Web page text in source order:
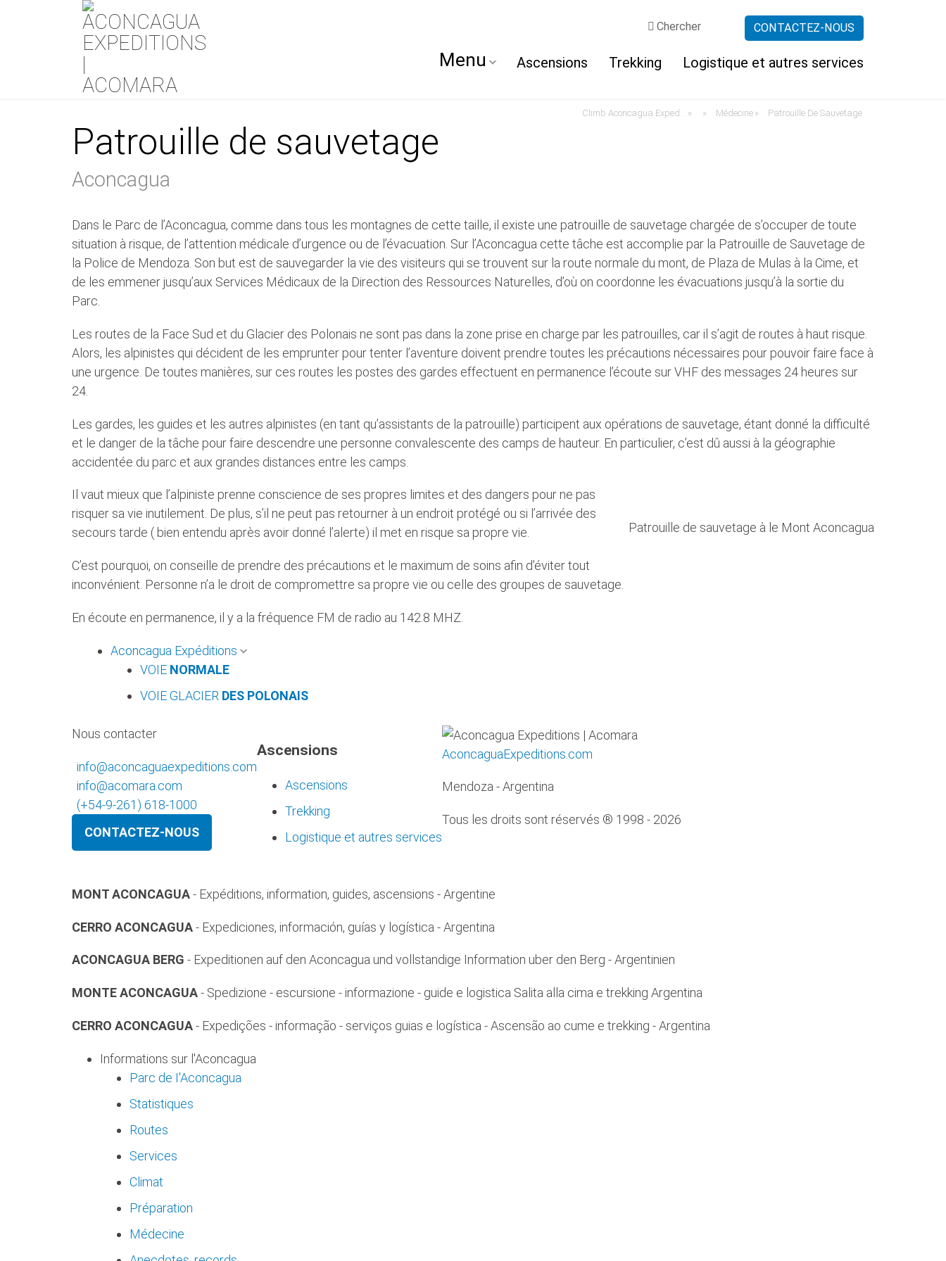
× Chercher CONTACTEZ-NOUS
Menu Ascensions Trekking Logistique et autres services
Introduction
Campements
Un petit 8.000
Statistiques
Voie normale
Environnement et déchets
Préparation
Entraînement de base
Acclimatation
Alimentation et hydratation
haute qualité pour l’escalade de
l’Aconcagua
Médecine de montagne
Patrouille de sauvetage
Maladies de montagne
Histoire des Ascensions
Un cimitière inca è 5200 mètres
Anecdotes
Qui Sommes-Nous
Pourquoi nous choisir
Contactez-Nous
Contactez-Nous
Climb Aconcagua Expeditions | Trekking Aconcagua & Guides - Argentina Sites » » Médecine » Patrouille De Sauvetage
Patrouille de sauvetage
Aconcagua
Dans le Parc de l’Aconcagua, comme dans tous les montagnes de cette taille, il existe une patrouille de sauvetage chargée de s’occuper de toute
situation à risque, de l’attention médicale d’urgence ou de l’évacuation. Sur l’Aconcagua cette tâche est accomplie par la Patrouille de Sauvetage de
la Police de Mendoza. Son but est de sauvegarder la vie des visiteurs qui se trouvent sur la route normale du mont, de Plaza de Mulas à la Cime, et
de les emmener jusqu’aux Services Médicaux de la Direction des Ressources Naturelles, d’où on coordonne les évacuations jusqu’à la sortie du
Parc.
Les routes de la Face Sud et du Glacier des Polonais ne sont pas dans la zone prise en charge par les patrouilles, car il s’agit de routes à haut risque.
Alors, les alpinistes qui décident de les emprunter pour tenter l’aventure doivent prendre toutes les précautions nécessaires pour pouvoir faire face à
une urgence. De toutes manières, sur ces routes les postes des gardes effectuent en permanence l’écoute sur VHF des messages 24 heures sur
24.
Les gardes, les guides et les autres alpinistes (en tant qu’assistants de la patrouille) participent aux opérations de sauvetage, étant donné la difficulté
et le danger de la tâche pour faire descendre une personne convalescente des camps de hauteur. En particulier, c’est dû aussi à la géographie
accidentée du parc et aux grandes distances entre les camps.
Patrouille de sauvetage à le Mont Aconcagua
Il vaut mieux que l’alpiniste prenne conscience de ses propres limites et des dangers pour ne pas
risquer sa vie inutilement. De plus, s’il ne peut pas retourner à un endroit protégé ou si l’arrivée des
secours tarde ( bien entendu après avoir donné l’alerte) il met en risque sa propre vie.
C’est pourquoi, on conseille de prendre des précautions et le maximum de soins afin d’éviter tout
inconvénient. Personne n’a le droit de compromettre sa propre vie ou celle des groupes de sauvetage.
En écoute en permanence, il y a la fréquence FM de radio au 142.8 MHZ.
Aconcagua Expéditions
VOIE NORMALE
VOIE GLACIER DES POLONAIS
Nous contacter
info@aconcaguaexpeditions.com
info@acomara.com
(+54-9-261) 618-1000
CONTACTEZ-NOUS
Ascensions
Ascensions
Trekking
Logistique et autres services
AconcaguaExpeditions.com
Mendoza - Argentina
Tous les droits sont réservés ® 1998 - 2026
MONT ACONCAGUA- Expéditions, information, guides, ascensions - Argentine
CERRO ACONCAGUA- Expediciones, información, guías y logística - Argentina
ACONCAGUA BERG - Expeditionen auf den Aconcagua und vollstandige Information uber den Berg - Argentinien
MONTE ACONCAGUA- Spedizione - escursione - informazione - guide e logistica Salita alla cima e trekking Argentina
CERRO ACONCAGUA- Expedições - informação - serviços guias e logística - Ascensão ao cume e trekking - Argentina
Informations sur l'Aconcagua
Parc de I'Aconcagua
Statistiques
Routes
Services
Climat
Préparation
Médecine